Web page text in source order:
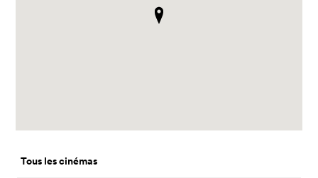
Tous les cinémas